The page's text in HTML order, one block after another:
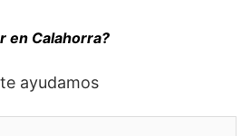
en Calahorra?
te ayudamos